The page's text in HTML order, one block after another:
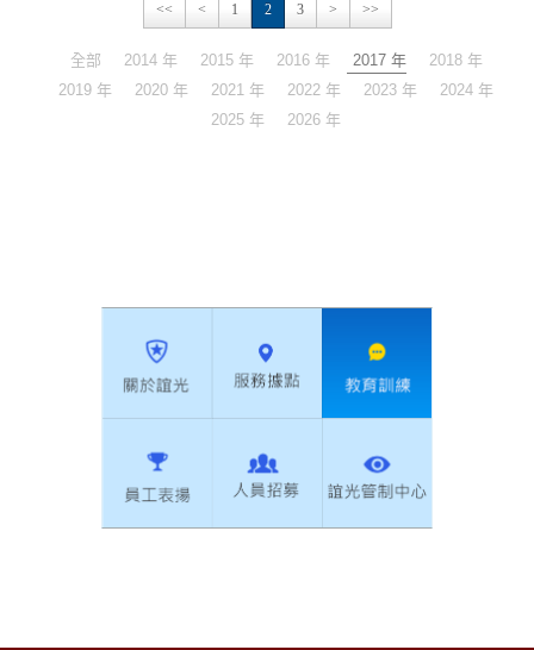
<< < 1 2 3 > >>
全部 2014 年 2015 年 2016 年 2017 年
2018 年
2019 年
2020 年 2021 年 2022 年 2023 年
2024 年
2025 年
2026 年